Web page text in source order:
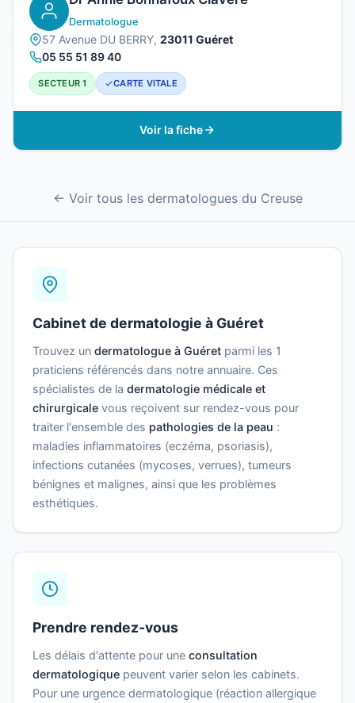
Dermatologue
57 Avenue DU BERRY, 23011 Guéret
05 55 51 89 40
SECTEUR 1 CARTE VITALE
Voir la fiche
← Voir tous les dermatologues du Creuse
Cabinet de dermatologie à Guéret
Trouvez un dermatologue à Guéret parmi les 1
praticiens référencés dans notre annuaire. Ces
spécialistes de la dermatologie médicale et
chirurgicale vous reçoivent sur rendez-vous pour
traiter l'ensemble des pathologies de la peau :
maladies inflammatoires (eczéma, psoriasis),
infections cutanées (mycoses, verrues), tumeurs
bénignes et malignes, ainsi que les problèmes
esthétiques.
Prendre rendez-vous
Les délais d'attente pour une consultation
dermatologique peuvent varier selon les cabinets.
Pour une urgence dermatologique (réaction allergique